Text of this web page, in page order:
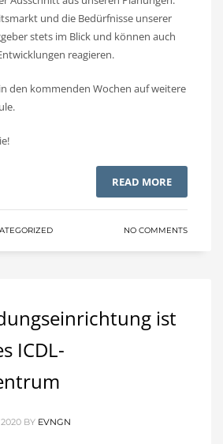
und die Bedürfnisse unserer
stets im Blick und können auch
reagieren.
den kommenden Wochen auf weitere
READ MORE
NO COMMENTS
ist
ICDL-
BY EVNGN